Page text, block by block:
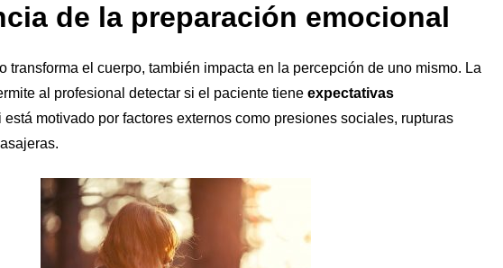
de la preparación emocional
transforma el cuerpo, también impacta en la percepción de uno mismo. La
al profesional detectar si el paciente tiene expectativas
está motivado por factores externos como presiones sociales, rupturas